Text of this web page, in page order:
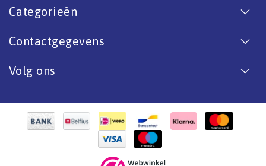
Categorieën
Contactgegevens
Volg ons